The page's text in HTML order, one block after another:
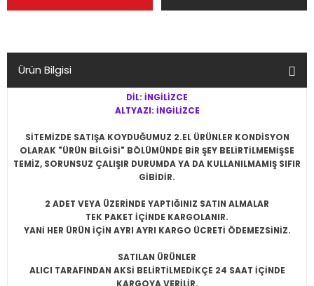
Ürün Bilgisi
DİL: İNGİLİZCE
ALTYAZI: İNGİLİZCE
SİTEMİZDE SATIŞA KOYDUĞUMUZ 2.EL ÜRÜNLER KONDİSYON
OLARAK "ÜRÜN BİLGİSİ" BÖLÜMÜNDE BİR ŞEY BELİRTİLMEMİŞSE
TEMİZ, SORUNSUZ ÇALIŞIR DURUMDA YA DA KULLANILMAMIŞ SIFIR
GİBİDİR.
2 ADET VEYA ÜZERİNDE YAPTIĞINIZ SATIN ALMALAR
TEK PAKET İÇİNDE KARGOLANIR.
YANİ HER ÜRÜN İÇİN AYRI AYRI KARGO ÜCRETİ ÖDEMEZSİNİZ.
SATILAN ÜRÜNLER
ALICI TARAFINDAN AKSİ BELİRTİLMEDİKÇE 24 SAAT İÇİNDE